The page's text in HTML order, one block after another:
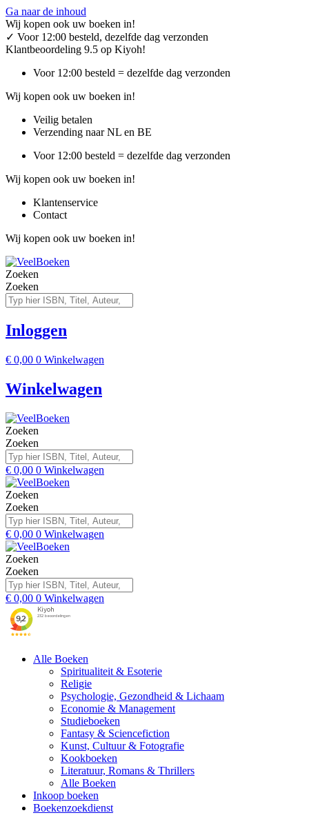
Ga naar de inhoud
Wij kopen ook uw boeken in!
✓ Voor 12:00 besteld, dezelfde dag verzonden
Klantbeoordeling 9.5 op Kiyoh!
Voor 12:00 besteld = dezelfde dag verzonden
Wij kopen ook uw boeken in!
Veilig betalen
Verzending naar NL en BE
Voor 12:00 besteld = dezelfde dag verzonden
Wij kopen ook uw boeken in!
Klantenservice
Contact
Wij kopen ook uw boeken in!
Zoeken
Zoeken
Inloggen
€ 0,00 0 Winkelwagen
Winkelwagen
Zoeken
Zoeken
€ 0,00 0 Winkelwagen
Zoeken
Zoeken
€ 0,00 0 Winkelwagen
Zoeken
Zoeken
€ 0,00 0 Winkelwagen
Alle Boeken
Spiritualiteit & Esoterie
Religie
Psychologie, Gezondheid & Lichaam
Economie & Management
Studieboeken
Fantasy & Sciencefiction
Kunst, Cultuur & Fotografie
Kookboeken
Literatuur, Romans & Thrillers
Alle Boeken
Inkoop boeken
Boekenzoekdienst